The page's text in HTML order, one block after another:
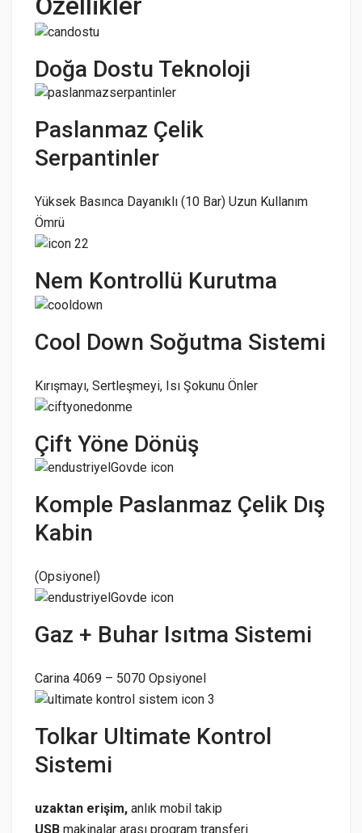
Doğa Dostu Teknoloji
Paslanmaz Çelik
Serpantinler
Yüksek Basınca Dayanıklı (10 Bar) Uzun Kullanım
Ömrü
Nem Kontrollü Kurutma
Cool Down Soğutma Sistemi
Kırışmayı, Sertleşmeyi, Isı Şokunu Önler
Çift Yöne Dönüş
Komple Paslanmaz Çelik Dış
Kabin
(Opsiyonel)
Gaz + Buhar Isıtma Sistemi
Carina 4069 – 5070 Opsiyonel
Tolkar Ultimate Kontrol
Sistemi
uzaktan erişim, anlık mobil takip
USB makinalar arası program transferi